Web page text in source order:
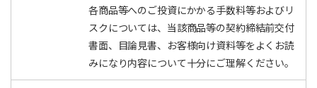
各商品等へのご投資にかかる手数料等およびリ
スクについては、当該商品等の契約締結前交付
書面、目論見書、お客様向け資料等をよくお読
みになり内容について十分にご理解ください。